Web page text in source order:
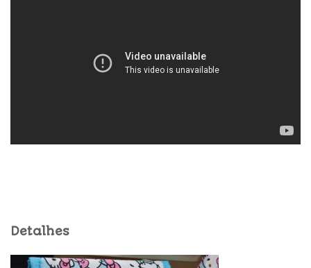
Detalhes